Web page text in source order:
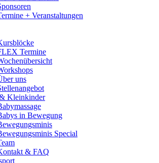
+ Veranstaltungen
Termine
uns
Kleinkinder
in Bewegung
Special
& FAQ